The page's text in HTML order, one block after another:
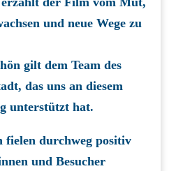
und neue Wege zu
gilt dem Team des
das uns an diesem
unterstützt hat.
fielen durchweg positiv
und Besucher